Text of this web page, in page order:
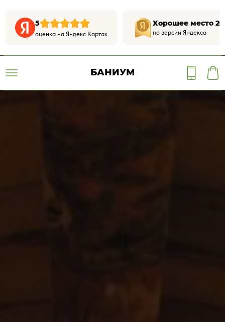
5
оценка на Яндекс Картах
Хорошее место
по версии Яндекса
БАНИУМ